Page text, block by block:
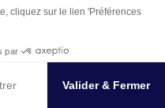
cliquez sur le lien 'Préférences
par
Valider & Fermer